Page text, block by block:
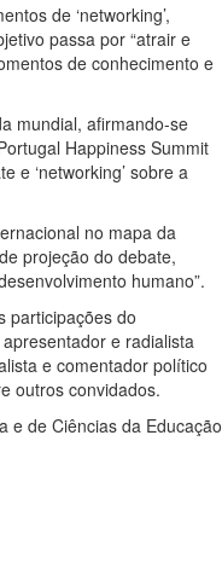
de ‘networking’,
passa por “atrair e
de conhecimento e
mundial, afirmando-se
Happiness Summit
e ‘networking’ sobre a
no mapa da
projeção do debate,
humano”.
participações do
e radialista
e comentador político
outros convidados.
e de Ciências da Educação